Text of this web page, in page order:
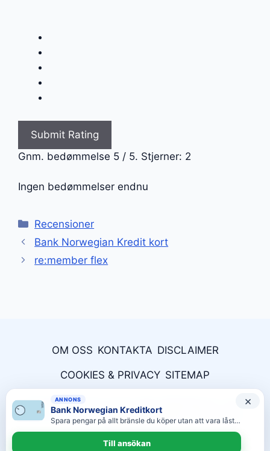
Submit Rating
Gnm. bedømmelse 5 / 5. Stjerner: 2
Ingen bedømmelser endnu
Kategorier
Recensioner
Bank Norwegian Kredit kort
re:member flex
OM OSS KONTAKTA DISCLAIMER
COOKIES & PRIVACY SITEMAP
© Tankkortet.se är en del av Move Marketing Co., Ltd. -
609/205 Charoen Rat Road, Chiang Mai - Org. ID: 050-
×
ANNONS
Bank Norwegian Kreditkort
Spara pengar på allt bränsle du köper utan att vara låst vid en specifik bensinkedja.
Till ansökan